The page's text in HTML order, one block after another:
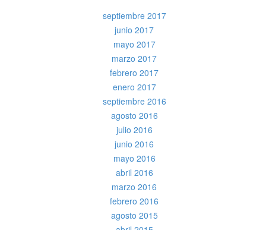
septiembre 2017
junio 2017
mayo 2017
marzo 2017
febrero 2017
enero 2017
septiembre 2016
agosto 2016
julio 2016
junio 2016
mayo 2016
abril 2016
marzo 2016
febrero 2016
agosto 2015